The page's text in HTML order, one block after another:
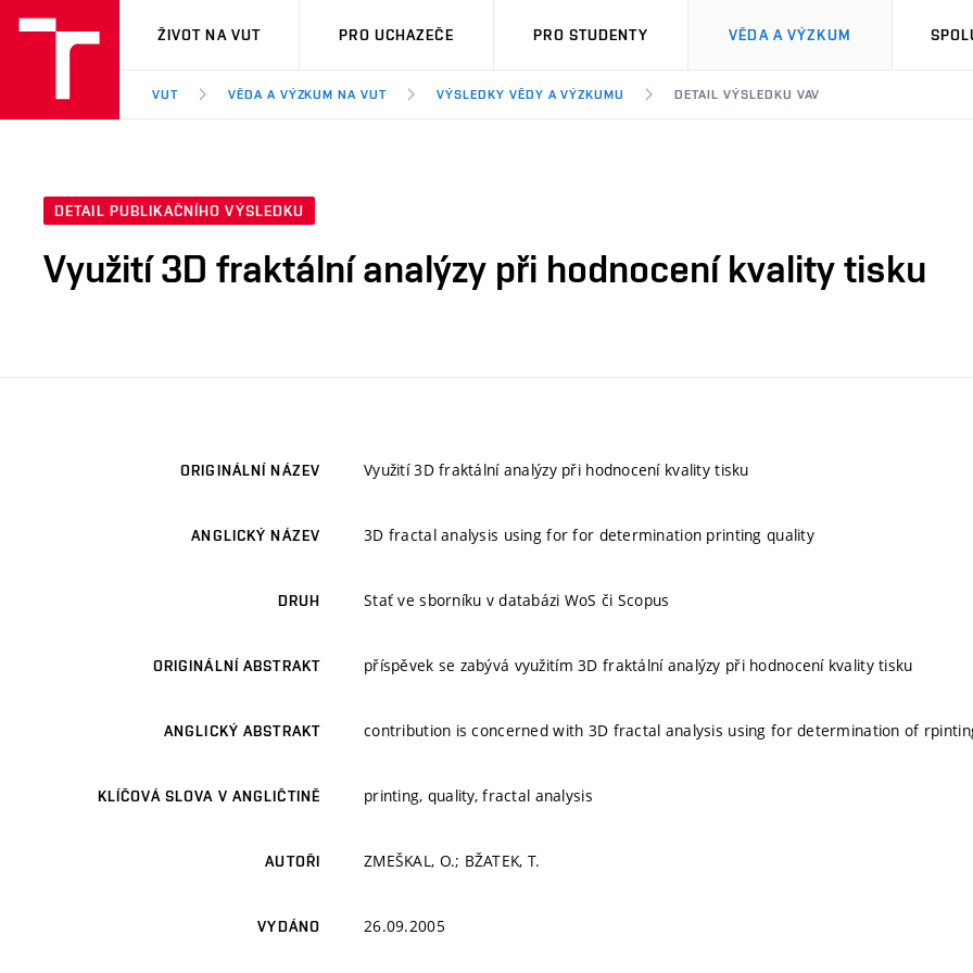
VUT
ŽIVOT NA VUT PRO UCHAZEČE PRO STUDENTY VĚDA A VÝZKUM
VUT VĚDA A VÝZKUM NA VUT VÝSLEDKY VĚDY A VÝZKUMU DETAIL VÝSLEDKU VAV
DETAIL PUBLIKAČNÍHO VÝSLEDKU
Využití 3D fraktální analýzy při hodnocení kvality tisku
ORIGINÁLNÍ NÁZEV Využití 3D fraktální analýzy při hodnocení kvality tisku
ANGLICKÝ NÁZEV 3D fractal analysis using for for determination printing quality
DRUH Stať ve sborníku v databázi WoS či Scopus
ORIGINÁLNÍ ABSTRAKT příspěvek se zabývá využitím 3D fraktální analýzy při hodnocení kvality tisku
ANGLICKÝ ABSTRAKT contribution is concerned with 3D fractal analysis using for determination of
KLÍČOVÁ SLOVA V ANGLIČTINĚ printing, quality, fractal analysis
AUTOŘI ZMEŠKAL, O.; BŽATEK, T.
VYDÁNO 26.09.2005